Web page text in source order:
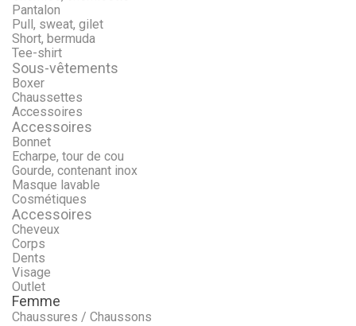
Pantalon
Pull, sweat, gilet
Short, bermuda
Tee-shirt
Sous-vêtements
Boxer
Chaussettes
Accessoires
Accessoires
Bonnet
Echarpe, tour de cou
Gourde, contenant inox
Masque lavable
Cosmétiques
Accessoires
Cheveux
Corps
Dents
Visage
Outlet
Femme
Chaussures / Chaussons